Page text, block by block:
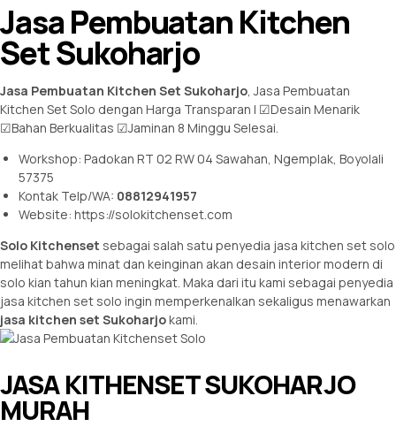
Jasa Pembuatan Kitchen
Set Sukoharjo
Jasa Pembuatan Kitchen Set Sukoharjo, Jasa Pembuatan
Kitchen Set Solo dengan Harga Transparan | ☑Desain Menarik
☑Bahan Berkualitas ☑Jaminan 8 Minggu Selesai.
Workshop: Padokan RT 02 RW 04 Sawahan, Ngemplak, Boyolali
57375
Kontak Telp/WA: 08812941957
Website: https://solokitchenset.com
Solo Kitchenset sebagai salah satu penyedia jasa kitchen set solo
melihat bahwa minat dan keinginan akan desain interior modern di
solo kian tahun kian meningkat. Maka dari itu kami sebagai penyedia
jasa kitchen set solo ingin memperkenalkan sekaligus menawarkan
jasa kitchen set Sukoharjokami.
JASA KITHENSET SUKOHARJO
MURAH